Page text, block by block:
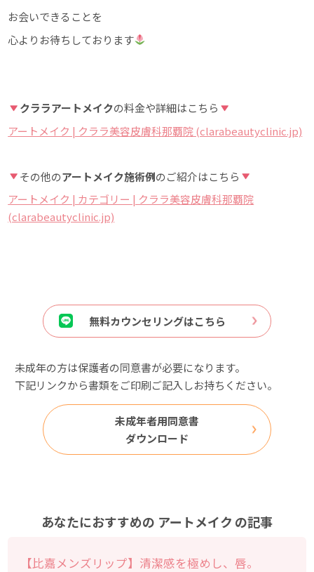
お会いできることを
心よりお待ちしております
クララアートメイクの料金や詳細はこちら
アートメイク | クララ美容皮膚科那覇院 (clarabeautyclinic.jp)
その他のアートメイク施術例のご紹介はこちら
アートメイク | カテゴリー | クララ美容皮膚科那覇院
(clarabeautyclinic.jp)
無料カウンセリングはこちら
未成年の方は保護者の同意書が必要になります。
下記リンクから書類をご印刷ご記入しお持ちください。
未成年者用同意書
ダウンロード
あなたにおすすめの アートメイク の記事
【比嘉メンズリップ】清潔感を極めし、唇。